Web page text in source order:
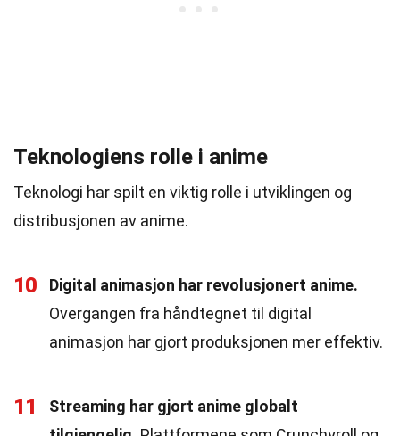
Teknologiens rolle i anime
Teknologi har spilt en viktig rolle i utviklingen og
distribusjonen av anime.
10
Digital animasjon har revolusjonert anime.
Overgangen fra håndtegnet til digital
animasjon har gjort produksjonen mer effektiv.
11
Streaming har gjort anime globalt